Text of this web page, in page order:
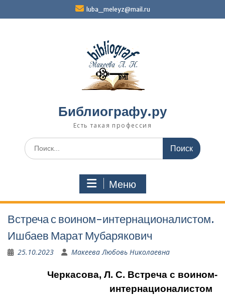
luba_meleyz@mail.ru
Библиографу.ру
Есть такая профессия
Поиск
по:
Меню
Встреча с воином-интернационалистом.
Ишбаев Марат Мубарякович
25.10.2023 Макеева Любовь Николаевна
Черкасова, Л. С. Встреча с воином-
интернационалистом